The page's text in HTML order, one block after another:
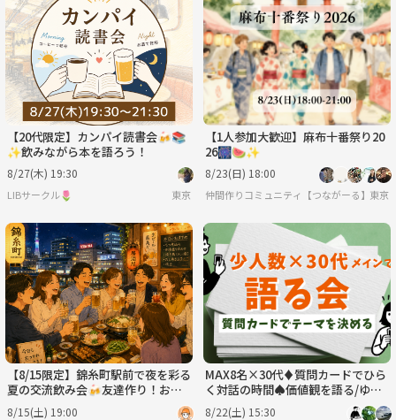
【20代限定】カンパイ読書会🍻📚
✨飲みながら本を語ろう！
8/27(木) 19:30
LIBサークル🌷 東京
【1人参加大歓迎】麻布十番祭り20
26🎆🍉✨
8/23(日) 18:00
仲間作りコミュニティ【つながーる】だ
東京
【8/15限定】錦糸町駅前で夜を彩る
夏の交流飲み会🍻友達作り！おひ
とり参加・初心者大歓迎✨
8/15(土) 19:00
MAX8名×30代♦️質問カードでひら
く対話の時間♠価値観を語る/ゆる
哲学
8/22(土) 15:30